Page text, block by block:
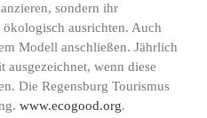
sondern ihr
ausrichten. Auch
Modell anschließen. Jährlich
ausgezeichnet, wenn diese
Die Regensburg Tourismus
www.ecogood.org.